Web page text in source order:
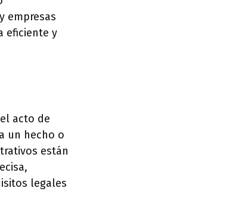
empresas
eficiente y
acto de
un hecho o
están
legales